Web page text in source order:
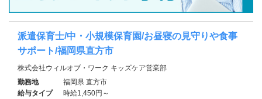
派遣保育士/中・小規模保育園/お昼寝の見守りや食事
サポート/福岡県直方市
株式会社ウィルオブ・ワーク キッズケア営業部
勤務地
福岡県 直方市
給与タイプ
時給1,450円～